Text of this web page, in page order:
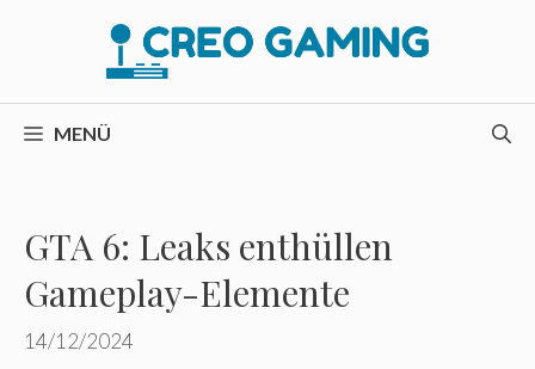
MENÜ
GTA 6: Leaks enthüllen
Gameplay-Elemente
14/12/2024